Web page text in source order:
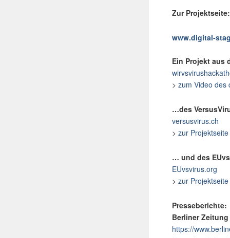
Zur Projektseite:
www.digital-
Ein Projekt aus
> zum Video des
…des
versusvirus.ch
> zur
… und des
EUvsvirus.org
> zur
Presseberichte:
Berliner Zeitung
https://